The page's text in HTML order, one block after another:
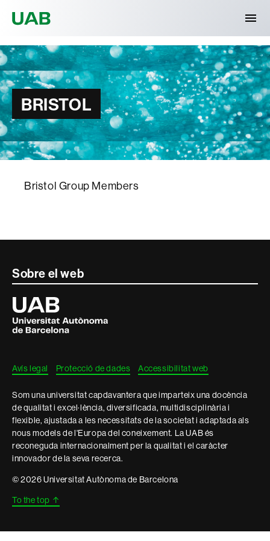
BRISTOL
Bristol Group Members
Contacte
informació
legal
Sobre el web
Universitat
Autònoma
de
Barcelona
Avís legal Protecció de dades Accessibilitat web
Som una universitat capdavantera que imparteix una docència
de qualitat i excel·lència, diversificada, multidisciplinària i
flexible, ajustada a les necessitats de la societat i adaptada als
nous models de l'Europa del coneixement. La UAB és
reconeguda internacionalment per la qualitat i el caràcter
innovador de la seva recerca.
© 2026 Universitat Autònoma de Barcelona
To the top ↑